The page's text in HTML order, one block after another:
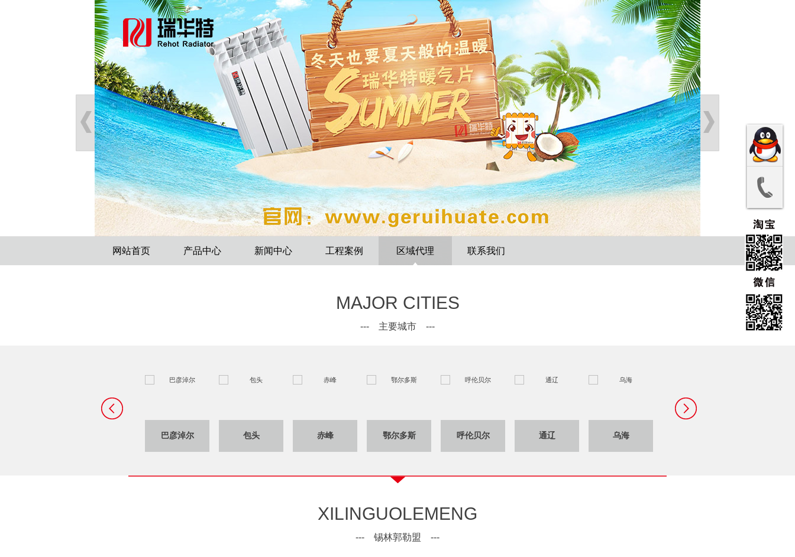
网站首页 产品中心 新闻中心 工程案例 区域代理 联系我们
MAJOR CITIES
--- 主要城市 ---
巴彦淖尔 包头 赤峰 鄂尔多斯 呼伦贝尔 通辽 乌海
XILINGUOLEMENG
--- 锡林郭勒盟 ---